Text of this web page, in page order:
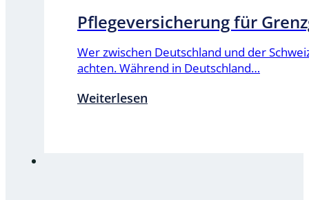
Pflegeversicherung für
Wer zwischen Deutschland und der
achten. Während in Deutschland…
Weiterlesen